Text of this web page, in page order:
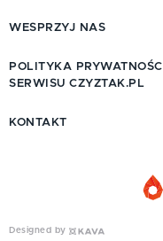
WESPRZYJ NAS
POLITYKA PRYWATNOŚCI
SERWISU CZYZTAK.PL
KONTAKT
Designed by